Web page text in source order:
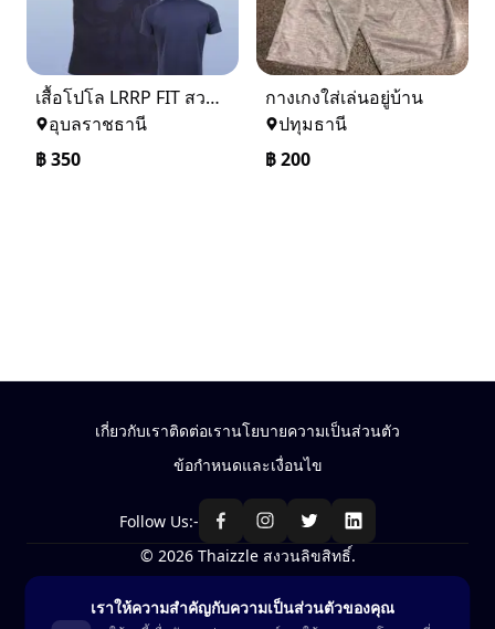
เสื้อโปโล LRRP FIT สวมใส่สบาย
อุบลราชธานี
฿350
กางเกงใส่เล่นอยู่บ้าน
ปทุมธานี
฿200
เกี่ยวกับเราติดต่อเรานโยบายความเป็นส่วนตัว
ข้อกำหนดและเงื่อนไข
Follow Us:-
© 2026 Thaizzle สงวนลิขสิทธิ์.
ซื้อ-ขาย สินค้าในประเทศไทย
เราให้ความสำคัญกับความเป็นส่วนตัวของคุณ